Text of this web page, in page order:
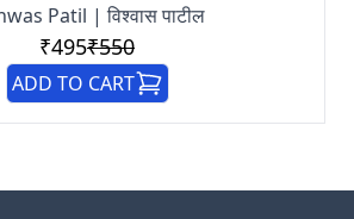
Patil | विश्वास पाटील
₹495₹550
ADD TO CART